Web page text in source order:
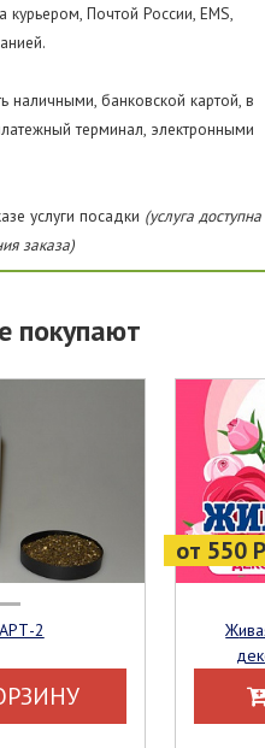
Почтой России, EMS,
наличными, банковской картой, в
терминал, электронными
услуги посадки (услуга
заказа)
покупают
2
от 550
Живая вода для цветущих